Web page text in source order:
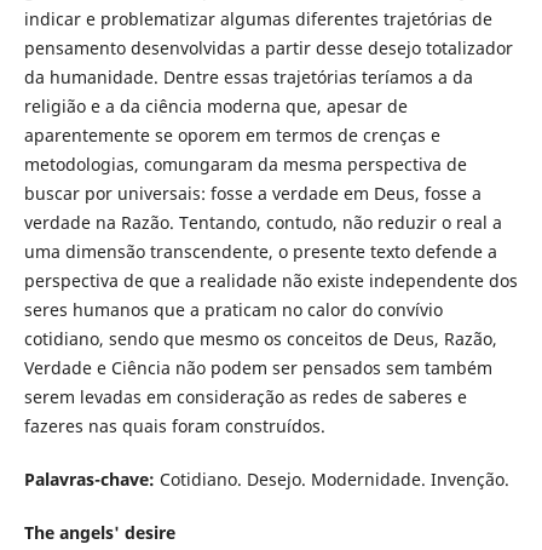
indicar e problematizar algumas diferentes trajetórias de
pensamento desenvolvidas a partir desse desejo totalizador
da humanidade. Dentre essas trajetórias teríamos a da
religião e a da ciência moderna que, apesar de
aparentemente se oporem em termos de crenças e
metodologias, comungaram da mesma perspectiva de
buscar por universais: fosse a verdade em Deus, fosse a
verdade na Razão. Tentando, contudo, não reduzir o real a
uma dimensão transcendente, o presente texto defende a
perspectiva de que a realidade não existe independente dos
seres humanos que a praticam no calor do convívio
cotidiano, sendo que mesmo os conceitos de Deus, Razão,
Verdade e Ciência não podem ser pensados sem também
serem levadas em consideração as redes de saberes e
fazeres nas quais foram construídos.
Palavras-chave: Cotidiano. Desejo. Modernidade. Invenção.
The angels' desire